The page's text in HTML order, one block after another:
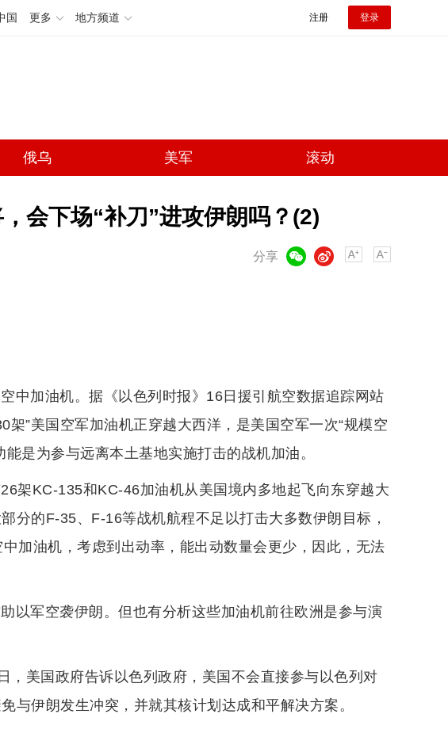
国 更多 地方频道 注册 登录
俄乌 美军 滚动
会下场“补刀”进攻伊朗吗？(2)
分享
微博
中加油机。据《以色列时报》16日援引航空数据追踪网站
架”美国空军加油机正穿越大西洋，是美国空军一次“规模空
是为参与远离本土基地实施打击的战机加油。
架KC-135和KC-46加油机从美国境内多地起飞向东穿越大
分的F-35、F-16等战机航程不足以打击大多数伊朗目标，
加油机，考虑到出动率，能出动数量会更少，因此，无法
以军空袭伊朗。但也有分析这些加油机前往欧洲是参与演
，美国政府告诉以色列政府，美国不会直接参与以色列对
与伊朗发生冲突，并就其核计划达成和平解决方案。